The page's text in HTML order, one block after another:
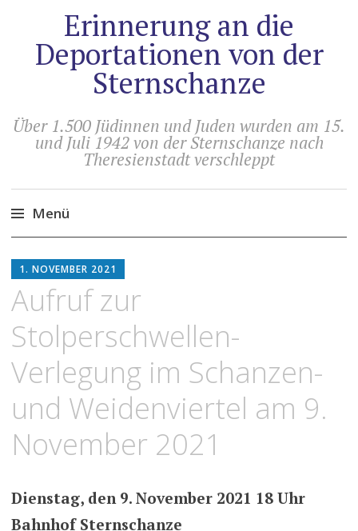
Erinnerung an die
Deportationen von der
Sternschanze
Über 1.500 Jüdinnen und Juden wurden am 15.
und Juli 1942 von der Sternschanze nach
Theresienstadt verschleppt
Menü
Inhalt
springen
1. NOVEMBER 2021
Aufruf zur
Stolperschwellen-
Verlegung im Schanzen-
und Weidenviertel am 9.
November 2021
Dienstag, den 9. November 2021 18 Uhr
Bahnhof Sternschanze